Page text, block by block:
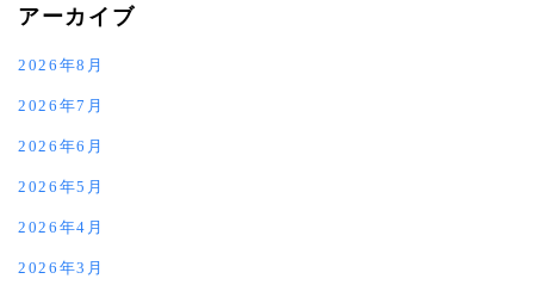
アーカイブ
2026年8月
2026年7月
2026年6月
2026年5月
2026年4月
2026年3月